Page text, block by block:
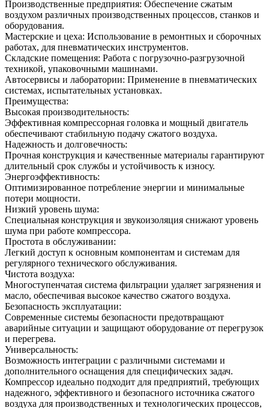
Производственные предприятия: Обеспечение сжатым
воздухом различных производственных процессов, станков и
оборудования.
Мастерские и цеха: Использование в ремонтных и сборочных
работах, для пневматических инструментов.
Складские помещения: Работа с погрузочно-разгрузочной
техникой, упаковочными машинами.
Автосервисы и лаборатории: Применение в пневматических
системах, испытательных установках.
Преимущества:
Высокая производительность:
Эффективная компрессорная головка и мощный двигатель
обеспечивают стабильную подачу сжатого воздуха.
Надежность и долговечность:
Прочная конструкция и качественные материалы гарантируют
длительный срок службы и устойчивость к износу.
Энергоэффективность:
Оптимизированное потребление энергии и минимальные
потери мощности.
Низкий уровень шума:
Специальная конструкция и звукоизоляция снижают уровень
шума при работе компрессора.
Простота в обслуживании:
Легкий доступ к основным компонентам и системам для
регулярного технического обслуживания.
Чистота воздуха:
Многоступенчатая система фильтрации удаляет загрязнения и
масло, обеспечивая высокое качество сжатого воздуха.
Безопасность эксплуатации:
Современные системы безопасности предотвращают
аварийные ситуации и защищают оборудование от перегрузок
и перегрева.
Универсальность:
Возможность интеграции с различными системами и
дополнительного оснащения для специфических задач.
Компрессор идеально подходит для предприятий, требующих
надежного, эффективного и безопасного источника сжатого
воздуха для производственных и технологических процессов,